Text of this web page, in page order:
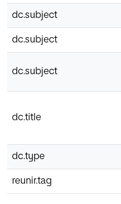
dc.subject
dc.subject
dc.subject
dc.title
dc.type
reunir.tag